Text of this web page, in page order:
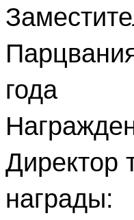
года
Директор
награды: